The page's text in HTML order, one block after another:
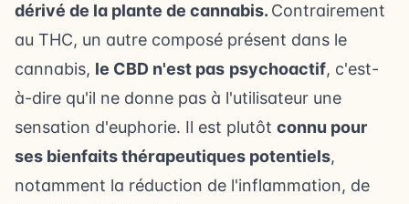
dérivé de la plante de cannabis. Contrairement
au THC, un autre composé présent dans le
cannabis, le CBD n'est pas psychoactif, c'est-
à-dire qu'il ne donne pas à l'utilisateur une
sensation d'euphorie. Il est plutôt connu pour
ses bienfaits thérapeutiques potentiels,
notamment la réduction de l'inflammation, de